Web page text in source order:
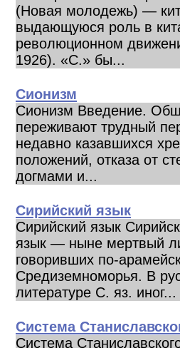
(Новая молодежь) —
выдающуюся роль в
революционном
1926). «С.» бы...
Сионизм
Сионизм Введение.
переживают трудный
недавно казавшихся
положений, отказа от
догмами и...
Сирийский язык
Сирийский язык
язык — ныне мертвый
говоривших по-
Средиземноморья. В
литературе С. яз. иног...
Система
Система